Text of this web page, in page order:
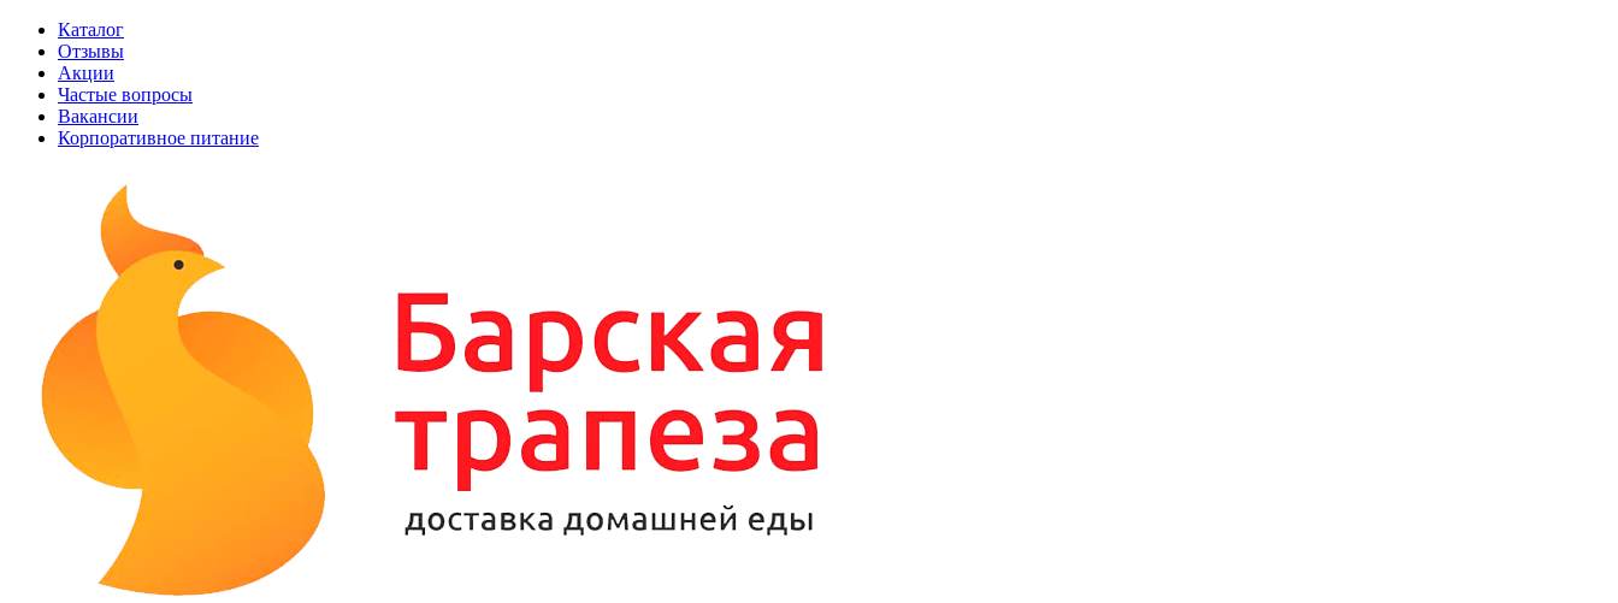
Каталог
Отзывы
Акции
Частые вопросы
Вакансии
Корпоративное питание